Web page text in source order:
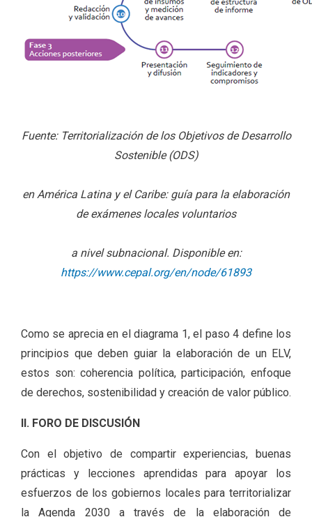
Fuente: Territorialización de los Objetivos de Desarrollo
Sostenible (ODS)
en América Latina y el Caribe: guía para la elaboración
de exámenes locales voluntarios
a nivel subnacional. Disponible en:
https://www.cepal.org/en/node/61893
Como se aprecia en el diagrama 1, el paso 4 define los
principios que deben guiar la elaboración de un ELV,
estos son: coherencia política, participación, enfoque
de derechos, sostenibilidad y creación de valor público.
II. FORO DE DISCUSIÓN
Con el objetivo de compartir experiencias, buenas
prácticas y lecciones aprendidas para apoyar los
esfuerzos de los gobiernos locales para territorializar
la Agenda 2030 a través de la elaboración de